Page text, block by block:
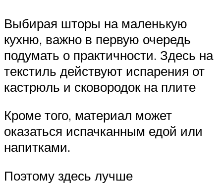
Выбирая шторы на маленькую
кухню, важно в первую очередь
подумать о практичности. Здесь на
текстиль действуют испарения от
кастрюль и сковородок на плите
Кроме того, материал может
оказаться испачканным едой или
напитками.
Поэтому здесь лучше